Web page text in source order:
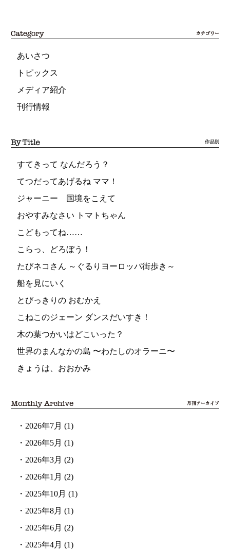
あいさつ
トピックス
メディア紹介
刊行情報
すてきって なんだろう？
てつだってあげるね ママ！
ジャーニー 国境をこえて
おやすみなさい トマトちゃん
こどもってね……
こらっ、どろぼう！
たびネコさん ～ぐるりヨーロッパ街歩き～
船を見にいく
とびっきりの おむかえ
こねこのジェーン ダンスだいすき！
木の葉つかいはどこいった？
世界のまんなかの島 〜わたしのオラーニ〜
きょうは、おおかみ
・ 2026年7月 (1)
・ 2026年5月 (1)
・ 2026年3月 (2)
・ 2026年1月 (2)
・ 2025年10月 (1)
・ 2025年8月 (1)
・ 2025年6月 (2)
・ 2025年4月 (1)